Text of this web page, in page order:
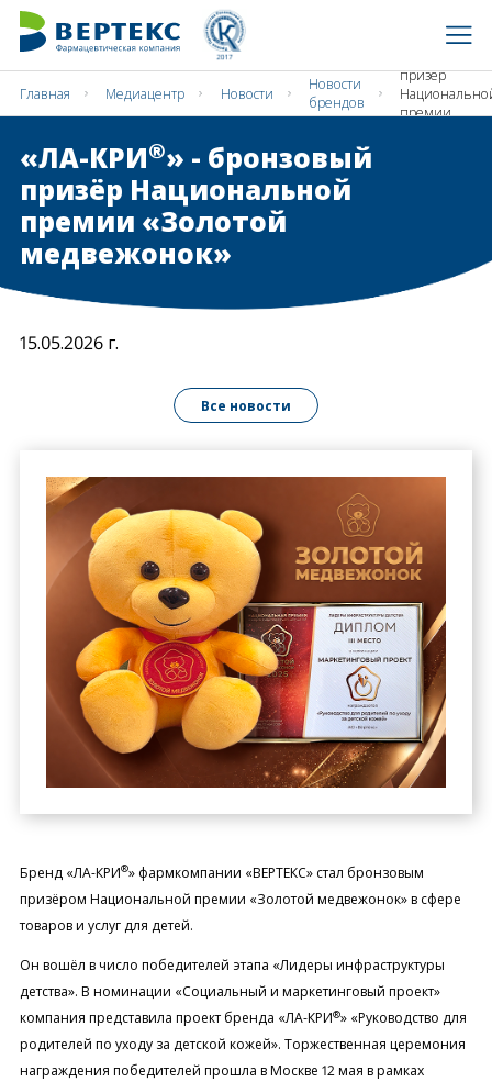
Главная Медиацентр Новости
Новости
брендов
«ЛА-КРИ®» -
призёр
премии
«ЛА-КРИ®» - бронзовый
призёр Национальной
премии «Золотой
медвежонок»
15.05.2026 г.
Все новости
Бренд «ЛА-КРИ®» фармкомпании «ВЕРТЕКС» стал бронзовым
призёром Национальной премии «Золотой медвежонок» в сфере
товаров и услуг для детей.
Он вошёл в число победителей этапа «Лидеры инфраструктуры
детства». В номинации «Социальный и маркетинговый проект»
компания представила проект бренда «ЛА-КРИ®» «Руководство для
родителей по уходу за детской кожей». Торжественная церемония
награждения победителей прошла в Москве 12 мая в рамках